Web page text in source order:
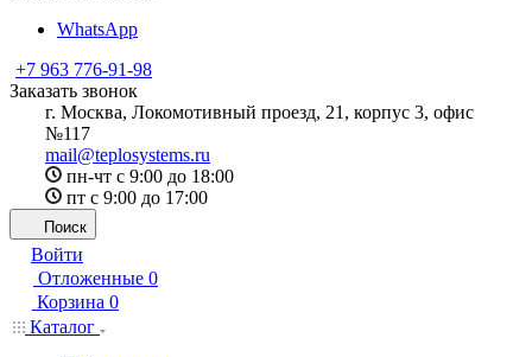
WhatsApp
+7 963 776-91-98
Заказать звонок
г. Москва, Локомотивный проезд, 21, корпус 3, офис
№117
mail@teplosystems.ru
пн-чт с 9:00 до 18:00
пт с 9:00 до 17:00
Поиск
Войти
Отложенные 0
Корзина 0
Каталог